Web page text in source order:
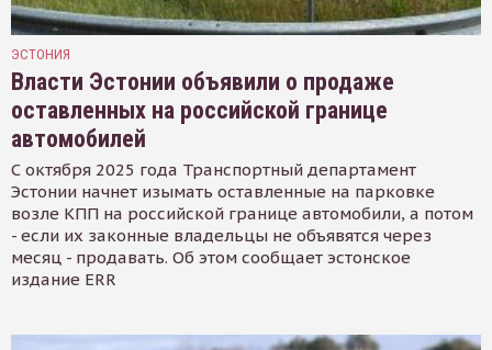
ЭСТОНИЯ
Власти Эстонии объявили о продаже
оставленных на российской границе
автомобилей
С октября 2025 года Транспортный департамент
Эстонии начнет изымать оставленные на парковке
возле КПП на российской границе автомобили, а потом
- если их законные владельцы не объявятся через
месяц - продавать. Об этом сообщает эстонское
издание ERR